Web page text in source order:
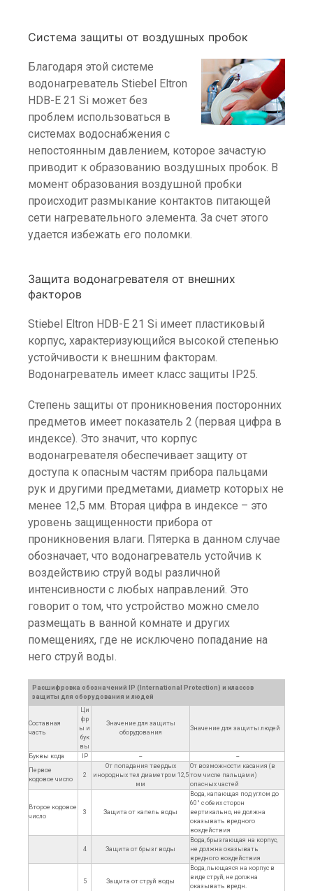
Система защиты от воздушных пробок
Благодаря этой системе
водонагреватель Stiebel Eltron
HDB-E 21 Si может без
проблем использоваться в
системах водоснабжения с
непостоянным давлением, которое зачастую
приводит к образованию воздушных пробок. В
момент образования воздушной пробки
происходит размыкание контактов питающей
сети нагревательного элемента. За счет этого
удается избежать его поломки.
Защита водонагревателя от внешних
факторов
Stiebel Eltron HDB-E 21 Si имеет пластиковый
корпус, характеризующийся высокой степенью
устойчивости к внешним факторам.
Водонагреватель имеет класс защиты IP25.
Степень защиты от проникновения посторонних
предметов имеет показатель 2 (первая цифра в
индексе). Это значит, что корпус
водонагревателя обеспечивает защиту от
доступа к опасным частям прибора пальцами
рук и другими предметами, диаметр которых не
менее 12,5 мм. Вторая цифра в индексе – это
уровень защищенности прибора от
проникновения влаги. Пятерка в данном случае
обозначает, что водонагреватель устойчив к
воздействию струй воды различной
интенсивности с любых направлений. Это
говорит о том, что устройство можно смело
размещать в ванной комнате и других
помещениях, где не исключено попадание на
него струй воды.
Расшифровка обозначений IP (International Protection) и классов
защиты для оборудования и людей
Составная
часть
Ци
фр
ы и
бук
вы
Значение для защиты
оборудования
Значение для защиты людей
Буквы кода IP --
--
Первое
кодовое число
2
От попадания твердых
инородных тел диаметром 12,5
мм
От возможности касания (в
том числе пальцами)
опасных частей
Второе кодовое
число
3 Защита от капель воды
Вода, капающая под углом до
60° с обеих сторон
вертикально, не должна
оказывать вредного
воздействия
4 Защита от брызг воды
Вода, брызгающая на корпус,
не должна оказывать
вредного воздействия
5 Защита от струй воды
Вода, льющаяся на корпус в
виде струй, не должна
оказывать вредн.